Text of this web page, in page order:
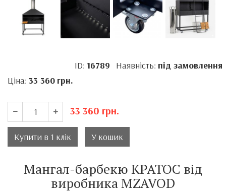
ID: 16789 Наявність: під замовлення
Ціна: 33 360 грн.
33 360 грн.
Купити в 1 клік У кошик
Мангал-барбекю КРАТОС від
виробника MZAVOD